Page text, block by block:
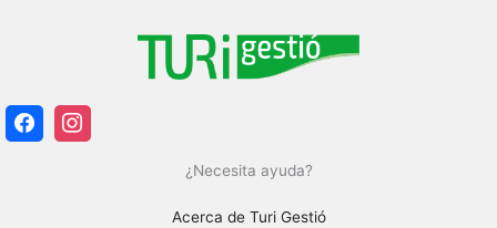
¿Necesita ayuda?
Acerca de Turi Gestió